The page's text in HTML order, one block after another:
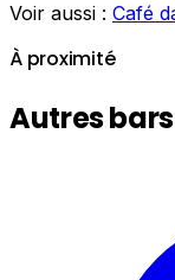
Voir aussi : Café
À proximité
Autres